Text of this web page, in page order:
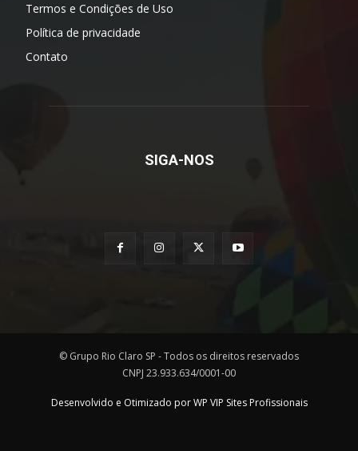
Termos e Condições de Uso
Política de privacidade
Contato
SIGA-NOS
© Grupo Rio Claro SP - Todos os direitos reservados
CNPJ 23.933.634/0001-00
Desenvolvido e Otimizado por WP VIP Sites Profissionais